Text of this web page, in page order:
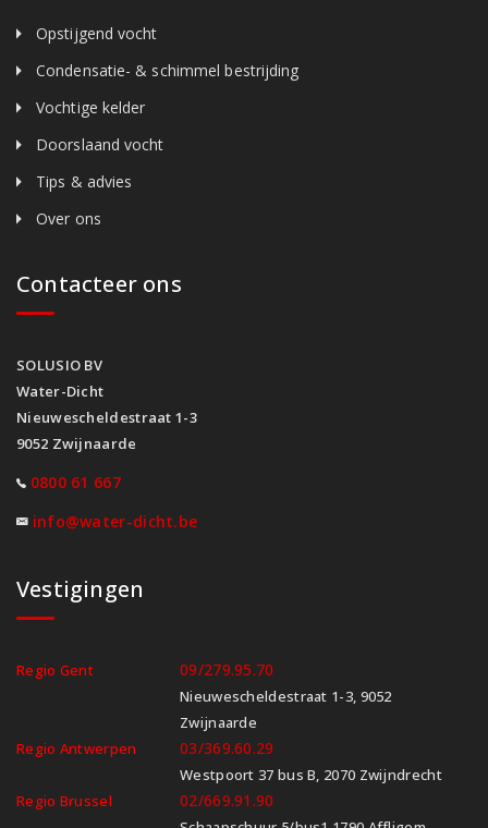
Opstijgend vocht
Condensatie- & schimmel bestrijding
Vochtige kelder
Doorslaand vocht
Tips & advies
Over ons
Contacteer ons
SOLUSIO BV
Water-Dicht
Nieuwescheldestraat 1-3
9052 Zwijnaarde
0800 61 667
info@water-dicht.be
Vestigingen
Regio Gent 09/279.95.70
Nieuwescheldestraat 1-3, 9052
Zwijnaarde
Regio Antwerpen
03/369.60.29
Westpoort 37 bus B, 2070 Zwijndrecht
Regio Brussel
02/669.91.90